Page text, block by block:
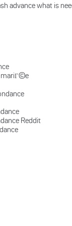
advance what is
mariГ©e
Reddit